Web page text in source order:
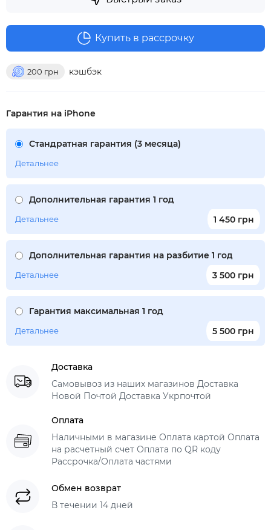
200 грн кэшбэк
Купить в рассрочку
Гарантия на iPhone
Стандратная гарантия (3 месяца)
Детальнее
Дополнительная гарантия 1 год
1 450 грн
Детальнее
Дополнительная гарантия на разбитие 1 год
3 500 грн
Детальнее
Гарантия максимальная 1 год
5 500 грн
Детальнее
Доставка
Самовывоз из наших магазинов Доставка
Новой Почтой Доставка Укрпочтой
Оплата
Наличными в магазине Оплата картой Оплата
на расчетный счет Оплата по QR коду
Рассрочка/Оплата частями
Обмен возврат
В течении 14 дней